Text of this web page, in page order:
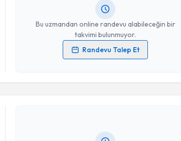
Bu uzmandan online randevu alabileceğin bir
takvimi bulunmuyor.
Randevu Talep Et
Kişisel verilerimin işlenmesine ilişkinAydınlatma Metni
işlenmesini kabul ediyorum.
Randevu Takvimi Talebi